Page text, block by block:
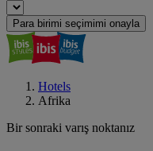
Para birimi seçimimi onayla
Hotels
Afrika
Bir sonraki varış noktanız